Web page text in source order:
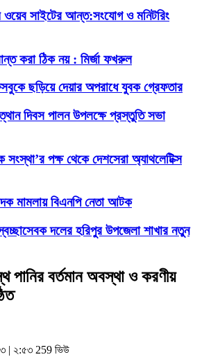
সাইটের আন্ত:সংযোগ ও মনিটরিং
করা ঠিক নয় : মির্জা ফখরুল
ছড়িয়ে দেয়ার অপরাধে যুবক গ্রেফতার
দিবস পালন উপলক্ষে প্রস্তুতি সভা
সংস্থা’র পক্ষ থেকে দেশসেরা অ্যাথলেটিক্স
মামলায় বিএনপি নেতা আটক
দলের হরিপুর উপজেলা শাখার নতুন
পানির বর্তমান অবস্থা ও করণীয়
| ২:৫৩ 259 ভিউ